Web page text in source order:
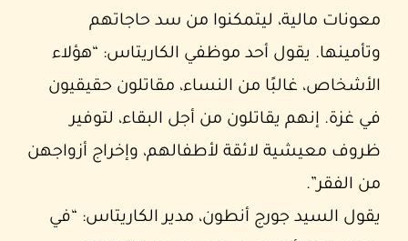
معونات مالية، ليتمكنوا من سد حاجاتهم
وتأمينها. يقول أحد موظفي الكاريتاس: “هؤلاء
الأشخاص، غالبًا من النساء، مقاتلون حقيقيون
في غزة. إنهم يقاتلون من أجل البقاء، لتوفير
ظروف معيشية لائقة لأطفالهم، وإخراج أزواجهن
من الفقر”.
يقول السيد جورج أنطون، مدير الكاريتاس: “في